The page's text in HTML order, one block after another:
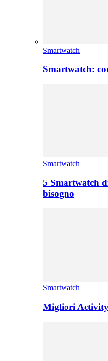
Smartwatch
Smartwatch:
Smartwatch
5 Smartwatch
bisogno
Smartwatch
Migliori